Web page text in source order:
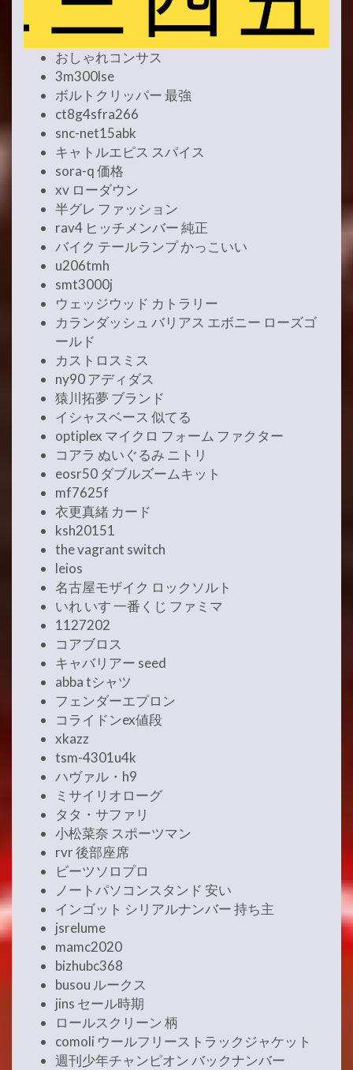
おしゃれコンサス
3m300lse
ボルトクリッパー 最強
ct8g4sfra266
snc-net15abk
キャトルエピス スパイス
sora-q 価格
xv ローダウン
半グレ ファッション
rav4 ヒッチメンバー 純正
バイク テールランプ かっこいい
u206tmh
smt3000j
ウェッジウッド カトラリー
カランダッシュ バリアス エボニー ローズゴ
ールド
カストロスミス
ny90 アディダス
猿川拓夢 ブランド
イシャスベース 似てる
optiplex マイクロ フォーム ファクター
コアラ ぬいぐるみ ニトリ
eosr50 ダブルズームキット
mf7625f
衣更真緒 カード
ksh20151
the vagrant switch
leios
名古屋モザイク ロックソルト
いれ いす 一番くじ ファミマ
1127202
コアブロス
キャバリアー seed
abba tシャツ
フェンダーエプロン
コライドンex値段
xkazz
tsm-4301u4k
ハヴァル・h9
ミサイリオローグ
タタ・サファリ
小松菜奈 スポーツマン
rvr 後部座席
ビーツソロプロ
ノートパソコンスタンド 安い
インゴット シリアルナンバー 持ち主
jsrelume
mamc2020
bizhubc368
busou ルークス
jins セール時期
ロールスクリーン 柄
comoli ウールフリーストラックジャケット
週刊少年チャンピオン バックナンバー